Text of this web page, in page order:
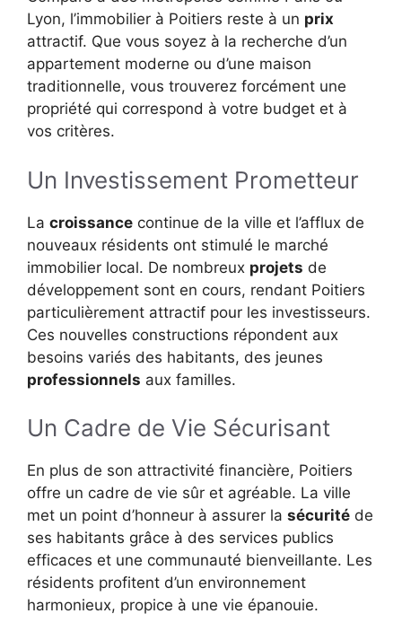
Lyon, l’immobilier à Poitiers reste à un prix
attractif. Que vous soyez à la recherche d’un
appartement moderne ou d’une maison
traditionnelle, vous trouverez forcément une
propriété qui correspond à votre budget et à
vos critères.
Un Investissement Prometteur
La croissance continue de la ville et l’afflux de
nouveaux résidents ont stimulé le marché
immobilier local. De nombreux projets de
développement sont en cours, rendant Poitiers
particulièrement attractif pour les investisseurs.
Ces nouvelles constructions répondent aux
besoins variés des habitants, des jeunes
professionnels aux familles.
Un Cadre de Vie Sécurisant
En plus de son attractivité financière, Poitiers
offre un cadre de vie sûr et agréable. La ville
met un point d’honneur à assurer la sécurité de
ses habitants grâce à des services publics
efficaces et une communauté bienveillante. Les
résidents profitent d’un environnement
harmonieux, propice à une vie épanouie.